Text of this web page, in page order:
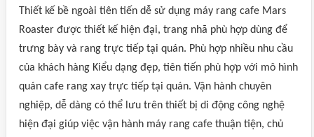
Thiết kế bề ngoài tiên tiến dễ sử dụng máy rang cafe Mars
Roaster được thiết kế hiện đại, trang nhã phù hợp dùng để
trưng bày và rang trực tiếp tại quán. Phù hợp nhiều nhu cầu
của khách hàng Kiểu dạng đẹp, tiên tiến phù hợp với mô hình
quán cafe rang xay trực tiếp tại quán. Vận hành chuyên
nghiệp, dễ dàng có thể lưu trên thiết bị di động công nghệ
hiện đại giúp việc vận hành máy rang cafe thuận tiện, chủ